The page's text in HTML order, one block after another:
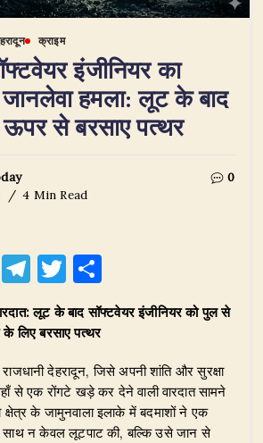
क्राइम
इंजीनियर का
हमला: लूट के बाद
से बरसाए पत्थर
4 Min Read
0
Li T
e
g
ra
m
T
it
r
h
ar
e
लूट के बाद सॉफ्टवेयर इंजीनियर को पुल से
लिए बरसाए पत्थर
देहरादून, जिसे अपनी शांति और सुरक्षा
से एक रोंगटे खड़े कर देने वाली वारदात सामने
के जामुनवाला इलाके में बदमाशों ने एक
साथ न केवल लूटपाट की, बल्कि उसे जान से